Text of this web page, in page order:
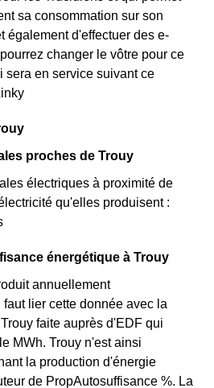
sa consommation sur son
également d'effectuer des e-
changer le vôtre pour ce
sera en service suivant ce
proches de Trouy
électriques à proximité de
qu'elles produisent :
énergétique à Trouy
annuellement
faut lier cette donnée avec la
faite auprès d'EDF qui
MWh. Trouy n'est ainsi
la production d'énergie
de PropAutosuffisance %. La